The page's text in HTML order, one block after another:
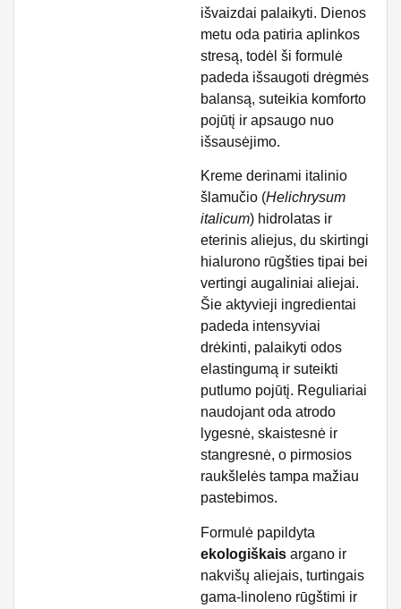
išvaizdai palaikyti. Dienos
metu oda patiria aplinkos
stresą, todėl ši formulė
padeda išsaugoti drėgmės
balansą, suteikia komforto
pojūtį ir apsaugo nuo
išsausėjimo.
Kreme derinami italinio
šlamučio (Helichrysum
italicum) hidrolatas ir
eterinis aliejus, du skirtingi
hialurono rūgšties tipai bei
vertingi augaliniai aliejai.
Šie aktyvieji ingredientai
padeda intensyviai
drėkinti, palaikyti odos
elastingumą ir suteikti
putlumo pojūtį. Reguliariai
naudojant oda atrodo
lygesnė, skaistesnė ir
stangresnė, o pirmosios
raukšlelės tampa mažiau
pastebimos.
Formulė papildyta
ekologiškais argano ir
nakvišų aliejais, turtingais
gama-linoleno rūgštimi ir